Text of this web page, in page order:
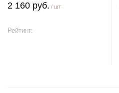
2 160 руб. / шт
Рейтинг: